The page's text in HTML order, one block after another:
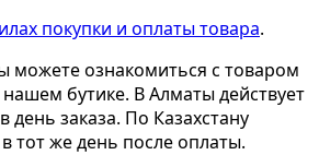
покупки и оплаты товара.
можете ознакомиться с товаром
нашем бутике. В Алматы действует
день заказа. По Казахстану
тот же день после оплаты.